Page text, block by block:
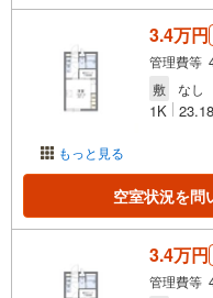
もっと見る
3.4万円
管理費等
敷
なし
1K
空室状況を問
3.4万円
管理費等